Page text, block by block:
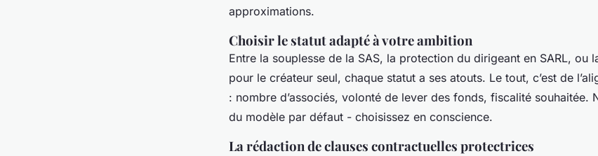
approximations.
Choisir le statut adapté à votre ambition
Entre la souplesse de la SAS, la protection du dirigeant en SARL, ou
pour le créateur seul, chaque statut a ses atouts. Le tout, c’est de
: nombre d’associés, volonté de lever des fonds, fiscalité souhaitée.
du modèle par défaut - choisissez en conscience.
La rédaction de clauses contractuelles protectrices